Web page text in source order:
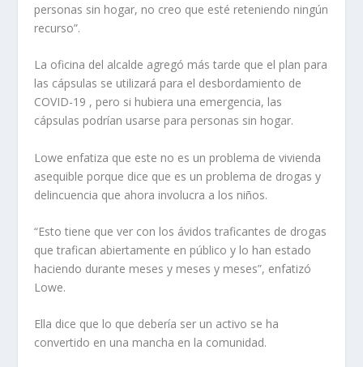
personas sin hogar, no creo que esté reteniendo ningún
recurso”.
La oficina del alcalde agregó más tarde que el plan para
las cápsulas se utilizará para el desbordamiento de
COVID-19 , pero si hubiera una emergencia, las
cápsulas podrían usarse para personas sin hogar.
Lowe enfatiza que este no es un problema de vivienda
asequible porque dice que es un problema de drogas y
delincuencia que ahora involucra a los niños.
“Esto tiene que ver con los ávidos traficantes de drogas
que trafican abiertamente en público y lo han estado
haciendo durante meses y meses y meses”, enfatizó
Lowe.
Ella dice que lo que debería ser un activo se ha
convertido en una mancha en la comunidad.